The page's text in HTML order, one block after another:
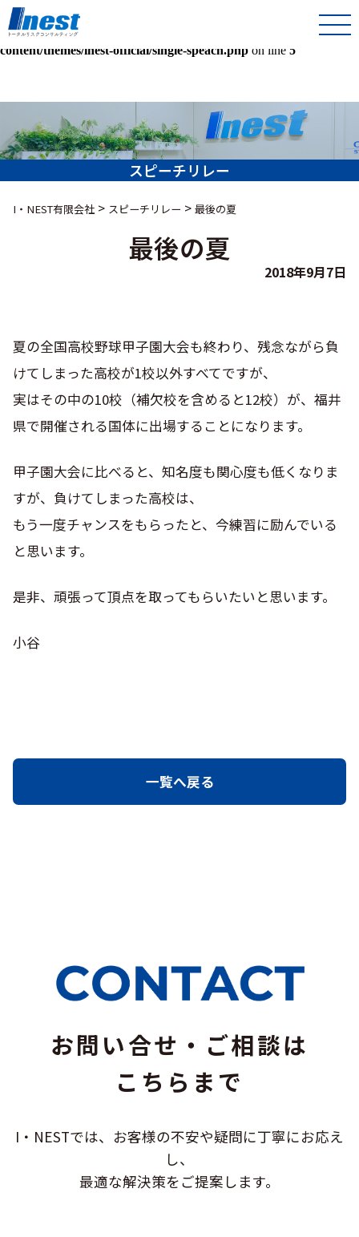
Warning: Undefined array key 0 in
/home/kir013221/public_html/inest-co-jp/wps/wp-
content/themes/inest-official/single-speach.php on line 5
スピーチリレー
I・NEST有限会社 > スピーチリレー > 最後の夏
最後の夏
2018年9月7日
夏の全国高校野球甲子園大会も終わり、残念ながら負
けてしまった高校が1校以外すべてですが、
実はその中の10校（補欠校を含めると12校）が、福井
県で開催される国体に出場することになります。
甲子園大会に比べると、知名度も関心度も低くなりま
すが、負けてしまった高校は、
もう一度チャンスをもらったと、今練習に励んでいる
と思います。
是非、頑張って頂点を取ってもらいたいと思います。
小谷
一覧へ戻る
お問い合せ・ご相談は
こちらまで
I・NESTでは、お客様の不安や疑問に丁寧にお応え
し、
最適な解決策をご提案します。